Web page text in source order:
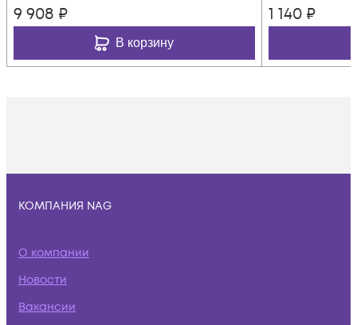
9 908 ₽
В корзину
1 140 ₽
КОМПАНИЯ NAG
О компании
Новости
Вакансии